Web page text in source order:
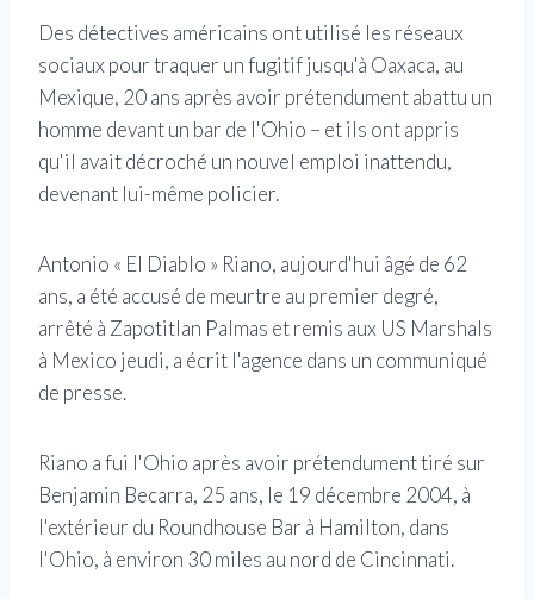
Des détectives américains ont utilisé les réseaux
sociaux pour traquer un fugitif jusqu'à Oaxaca, au
Mexique, 20 ans après avoir prétendument abattu un
homme devant un bar de l'Ohio – et ils ont appris
qu'il avait décroché un nouvel emploi inattendu,
devenant lui-même policier.
Antonio « El Diablo » Riano, aujourd'hui âgé de 62
ans, a été accusé de meurtre au premier degré,
arrêté à Zapotitlan Palmas et remis aux US Marshals
à Mexico jeudi, a écrit l'agence dans un communiqué
de presse.
Riano a fui l'Ohio après avoir prétendument tiré sur
Benjamin Becarra, 25 ans, le 19 décembre 2004, à
l'extérieur du Roundhouse Bar à Hamilton, dans
l'Ohio, à environ 30 miles au nord de Cincinnati.